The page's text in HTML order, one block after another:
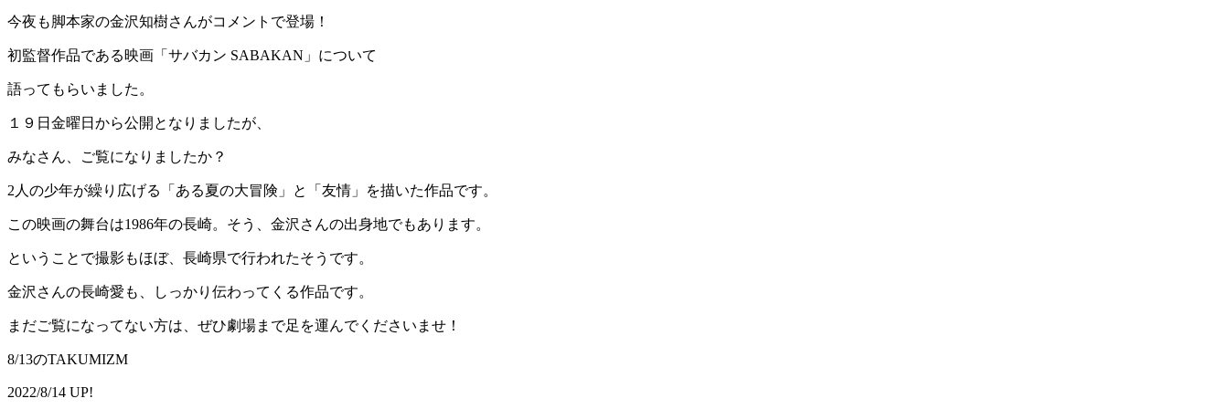
今夜も脚本家の金沢知樹さんがコメントで登場！
初監督作品である映画「サバカン SABAKAN」について
語ってもらいました。
１９日金曜日から公開となりましたが、
みなさん、ご覧になりましたか？
2人の少年が繰り広げる「ある夏の大冒険」と「友情」を描いた作品です。
この映画の舞台は1986年の長崎。そう、金沢さんの出身地でもあります。
ということで撮影もほぼ、長崎県で行われたそうです。
金沢さんの長崎愛も、しっかり伝わってくる作品です。
まだご覧になってない方は、ぜひ劇場まで足を運んでくださいませ！
8/13のTAKUMIZM
2022/8/14 UP!